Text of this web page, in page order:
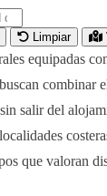
o provincia para
Limpiar
equipadas
combinar
salir del
que valoran